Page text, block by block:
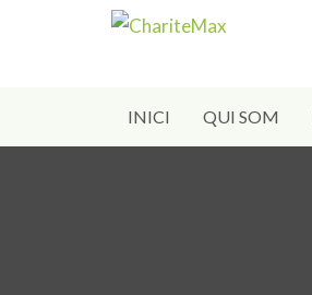
INICI QUI SOM